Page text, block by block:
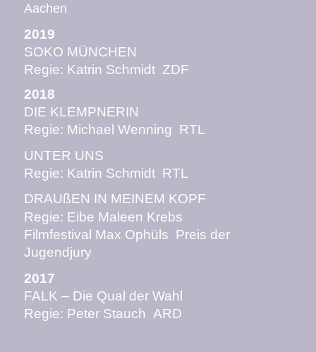
Aachen
2019
SOKO MÜNCHEN
Regie: Katrin Schmidt ZDF
2018
DIE KLEMPNERIN
Regie: Michael Wenning RTL
UNTER UNS
Regie: Katrin Schmidt RTL
DRAUßEN IN MEINEM KOPF
Regie: Eibe Maleen Krebs
Filmfestival Max Ophüls Preis der
Jugendjury
2017
FALK – Die Qual der Wahl
Regie: Peter Stauch ARD